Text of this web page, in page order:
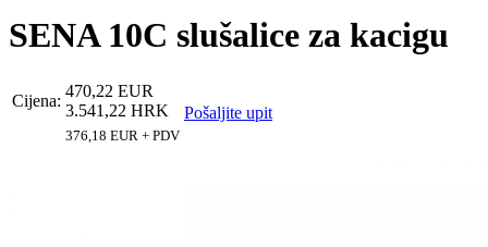
SENA 10C slušalice za kacigu
Cijena:
470,22 EUR
3.541,22 HRK
Pošaljite upit
376,18 EUR + PDV